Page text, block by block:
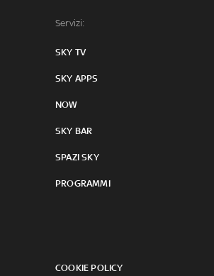
Servizi:
SKY TV
SKY APPS
NOW
SKY BAR
SPAZI SKY
PROGRAMMI
COOKIE POLICY